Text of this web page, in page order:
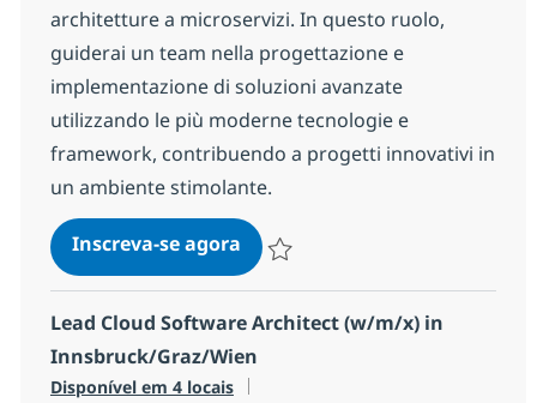
architetture a microservizi. In questo ruolo,
guiderai un team nella progettazione e
implementazione di soluzioni avanzate
utilizzando le più moderne tecnologie e
framework, contribuendo a progetti innovativi in
un ambiente stimolante.
Inscreva-se agoraBack-end Java Technical Leader
Lead Cloud Software Architect (w/m/x) in
Innsbruck/Graz/Wien
Disponível em 4 locais